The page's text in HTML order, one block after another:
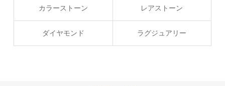
カラーストーン レアストーン
ダイヤモンド ラグジュアリー